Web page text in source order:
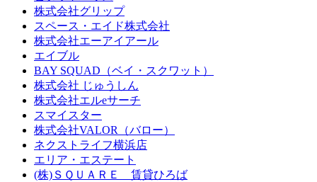
株式会社グリップ
スペース・エイド株式会社
株式会社エーアイアール
エイブル
BAY SQUAD（ベイ・スクワット）
株式会社 じゅうしん
株式会社エルeサーチ
スマイスター
株式会社VALOR（バロー）
ネクストライフ横浜店
エリア・エステート
(株)ＳＱＵＡＲＥ 賃貸ひろば